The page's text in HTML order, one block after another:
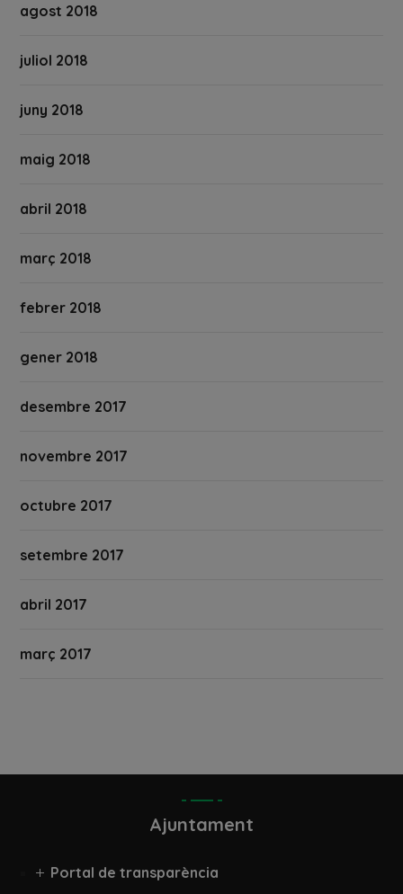
agost 2018
juliol 2018
juny 2018
maig 2018
abril 2018
març 2018
febrer 2018
gener 2018
desembre 2017
novembre 2017
octubre 2017
setembre 2017
abril 2017
març 2017
Ajuntament
Portal de transparència